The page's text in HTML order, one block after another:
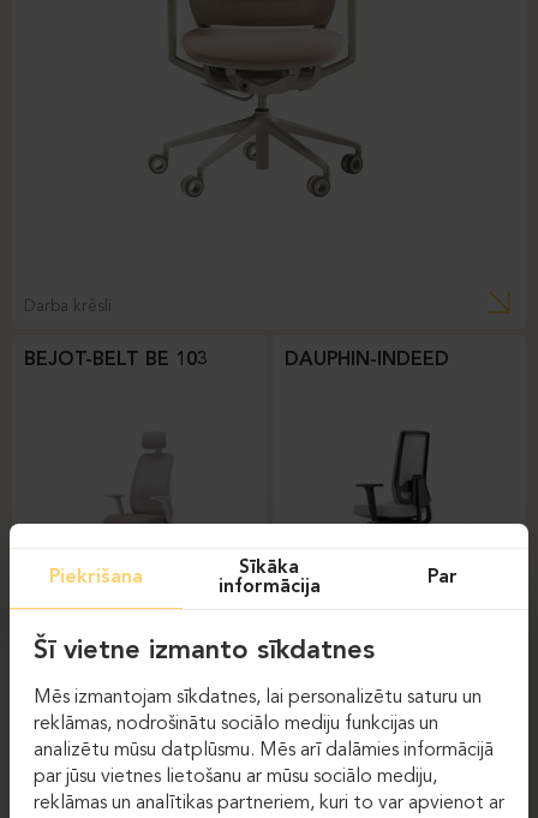
Darba krēsli
BEJOT-BELT BE 103
Darba krēsli
DAUPHIN-INDEED
Darba krēsli
DAUPHIN-SHAPE MESH
Piekrišana
Sīkāka
informācija
Par
Šī vietne izmanto sīkdatnes
Mēs izmantojam sīkdatnes, lai personalizētu saturu un
reklāmas, nodrošinātu sociālo mediju funkcijas un
analizētu mūsu datplūsmu. Mēs arī dalāmies informācijā
par jūsu vietnes lietošanu ar mūsu sociālo mediju,
reklāmas un analītikas partneriem, kuri to var apvienot ar